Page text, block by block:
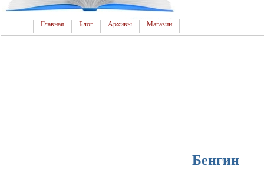
Главная Блог Архивы Магазин
Бенгин